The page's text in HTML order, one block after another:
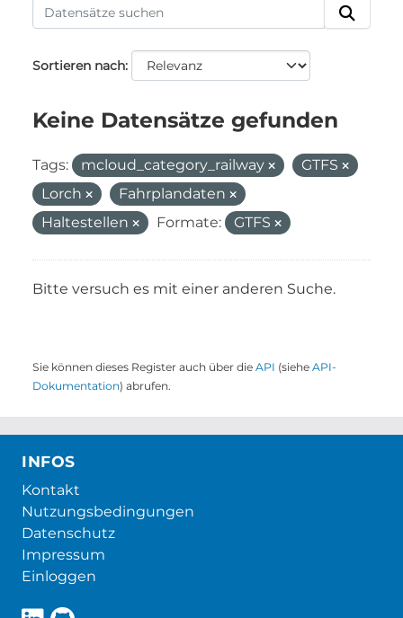
Sortieren nach
Keine Datensätze gefunden
Tags: mcloud_category_railway
GTFS
Lorch
Fahrplandaten
Haltestellen
Formate: GTFS
Bitte versuch es mit einer anderen Suche.
Sie können dieses Register auch über die API (siehe API-
Dokumentation) abrufen.
INFOS
Kontakt
Nutzungsbedingungen
Datenschutz
Impressum
Einloggen